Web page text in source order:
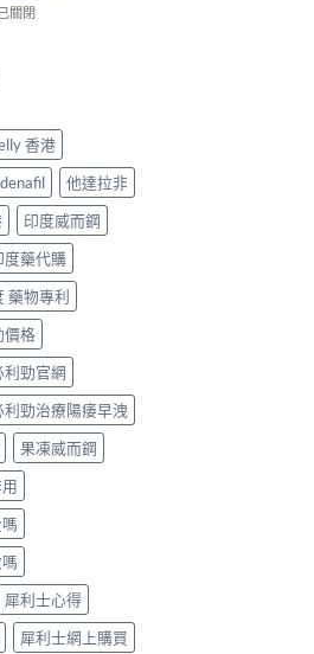
關閉
香港
他達拉非
印度威而鋼
度藥代購
藥物專利
價格
利勁官網
利勁治療陽痿早洩
果凍威而鋼
犀利士心得
犀利士網上購買